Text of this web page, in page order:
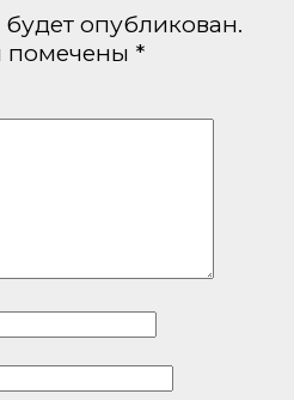
опубликован.
помечены *